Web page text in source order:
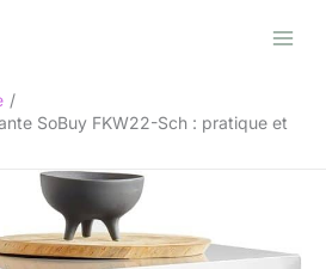
SoBuy FKW22-Sch : pratique et